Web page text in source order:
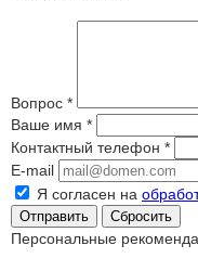
Вопрос *
Ваше имя *
Контактный телефон *
E-mail
Я согласен на
Сбросить
Персональные